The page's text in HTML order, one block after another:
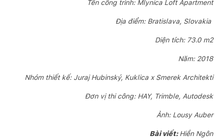
Tên công trình: Mlynica Loft Apartment
Địa điểm: Bratislava, Slovakia
Diện tích: 73.0 m2
Năm: 2018
Nhóm thiết kế: Juraj Hubinský, Kuklica x Smerek Architekti
Đơn vị thi công: HAY, Trimble, Autodesk
Ảnh: Lousy Auber
Bài viết:Hiền Ngôn